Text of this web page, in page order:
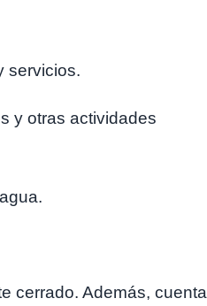
servicios.
y otras actividades
cerrado. Además, cuenta